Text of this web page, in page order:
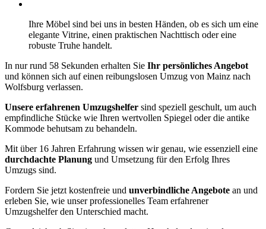
Ihre Möbel sind bei uns in besten Händen, ob es sich um eine
elegante Vitrine, einen praktischen Nachttisch oder eine
robuste Truhe handelt.
In nur rund 58 Sekunden erhalten Sie Ihr persönliches Angebot
und können sich auf einen reibungslosen Umzug von Mainz nach
Wolfsburg verlassen.
Unsere erfahrenen Umzugshelfer sind speziell geschult, um auch
empfindliche Stücke wie Ihren wertvollen Spiegel oder die antike
Kommode behutsam zu behandeln.
Mit über 16 Jahren Erfahrung wissen wir genau, wie essenziell eine
durchdachte Planung und Umsetzung für den Erfolg Ihres
Umzugs sind.
Fordern Sie jetzt kostenfreie und unverbindliche Angebote an und
erleben Sie, wie unser professionelles Team erfahrener
Umzugshelfer den Unterschied macht.